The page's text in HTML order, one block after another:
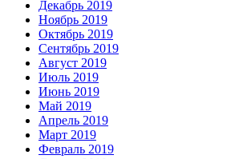
Декабрь 2019
Ноябрь 2019
Октябрь 2019
Сентябрь 2019
Август 2019
Июль 2019
Июнь 2019
Май 2019
Апрель 2019
Март 2019
Февраль 2019